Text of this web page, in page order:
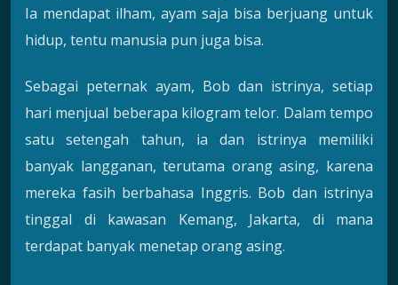
Ia mendapat ilham, ayam saja bisa berjuang untuk
hidup, tentu manusia pun juga bisa.
Sebagai peternak ayam, Bob dan istrinya, setiap
hari menjual beberapa kilogram telor. Dalam tempo
satu setengah tahun, ia dan istrinya memiliki
banyak langganan, terutama orang asing, karena
mereka fasih berbahasa Inggris. Bob dan istrinya
tinggal di kawasan Kemang, Jakarta, di mana
terdapat banyak menetap orang asing.